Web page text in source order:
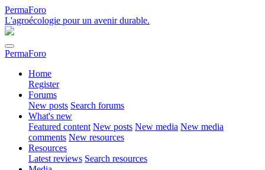
PermaForo
L'agroécologie pour un avenir durable.
PermaForo
Home
Register
Forums
New posts Search forums
What's new
Featured content New posts New media New media
comments New resources
Resources
Latest reviews Search resources